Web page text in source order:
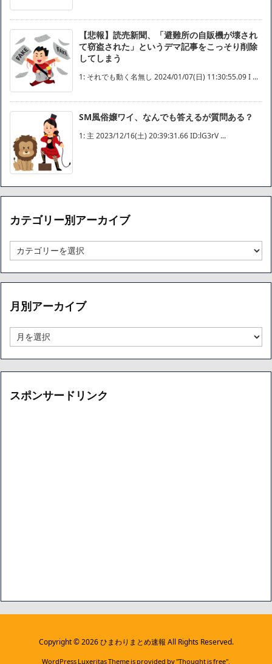
【悲報】読売新聞、「避難所の自販機が壊され
て窃盗された」というデマ記事をこっそり削除
してしまう
1: それでも動く名無し 2024/01/07(日) 11:30:55.09 I ...
SM風俗嬢ワイ、なんでも答えるが質問ある？
1: 主 2023/12/16(土) 20:39:31.66 ID:lG3rV ...
カテゴリー別アーカイブ
テ
ゴ
リ
別
ー
カ
月別アーカイブ
別
ア
イ
スポンサードリンク
Copyright ©2026 ひまわりまとめ速報 All Rights Reserved.
WordPress Luxeritas Theme is provided by "Thought is free".